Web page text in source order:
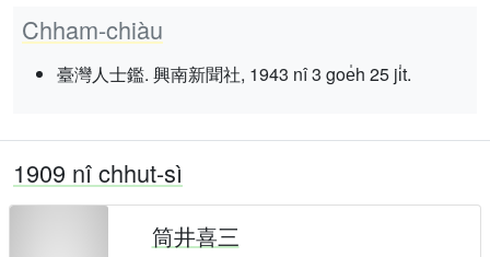
Chham-chiàu
臺灣人士鑑. 興南新聞社, 1943 nî 3 goe̍h 25 ji̍t.
1909 nî chhut-sì
筒井喜三